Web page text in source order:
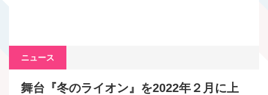
ニュース
舞台『冬のライオン』を2022年２月に上